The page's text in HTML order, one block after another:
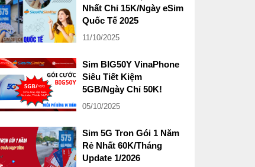
Nhất Chỉ 15K/Ngày eSim
Quốc Tế 2025
11/10/2025
Sim BIG50Y VinaPhone
Siêu Tiết Kiệm
5GB/Ngày Chỉ 50K!
05/10/2025
Sim 5G Tron Gói 1 Năm
Rẻ Nhất 60K/Tháng
Update 1/2026